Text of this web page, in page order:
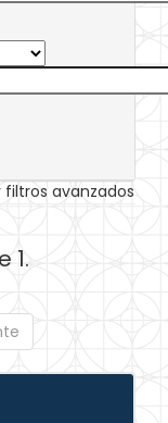
filtros avanzados
1.